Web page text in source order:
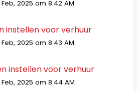
2025 om 8:42 AM
instellen voor verhuur
2025 om 8:43 AM
instellen voor verhuur
2025 om 8:44 AM